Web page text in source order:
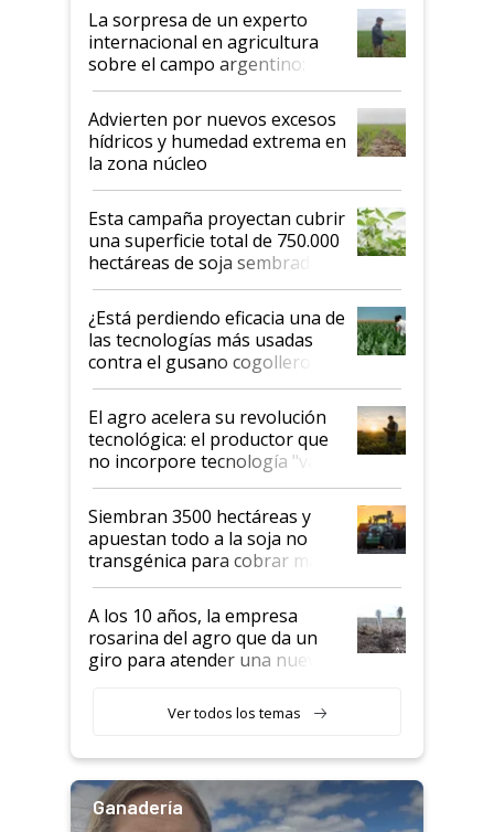
La sorpresa de un experto
internacional en agricultura
sobre el campo argentino:
"Estoy muy impresionado"
Advierten por nuevos excesos
hídricos y humedad extrema en
la zona núcleo
Esta campaña proyectan cubrir
una superficie total de 750.000
hectáreas de soja sembradas
con una nueva generación de
variedades que marcan un
salto tecnológico en genética y
rendimiento
¿Está perdiendo eficacia una de
las tecnologías más usadas
contra el gusano cogollero? El
desafío de una tecnología clave
El agro acelera su revolución
tecnológica: el productor que
no incorpore tecnología "va a
perder el tren"
Siembran 3500 hectáreas y
apuestan todo a la soja no
transgénica para cobrar más
por tonelada: compraron un
semillero
A los 10 años, la empresa
rosarina del agro que da un
giro para atender una nueva
Ver todos los temas
Ganadería